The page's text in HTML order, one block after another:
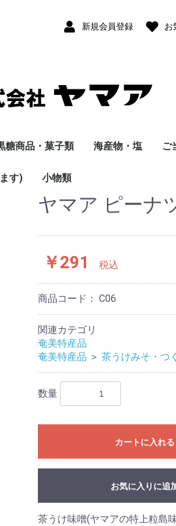
新規会員登録 お
糖商品・菓子類
砂糖
子類・その他
海産物・塩 ご
す) 小物類
ヤマア ピーナ
￥291 税込
商品コード： C06
関連カテゴリ
奄美特産品
奄美特産品 ＞ 茶うけみそ・つ
数量
カートに入れる
お気に入りに追
茶うけ味噌(ヤマアの特上粒島